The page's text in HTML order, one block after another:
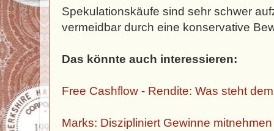
Spekulationskäufe sind sehr schwer
vermeidbar durch eine konservative
Das könnte auch interessieren:
Free Cashflow - Rendite: Was steht
Marks: Diszipliniert Gewinne